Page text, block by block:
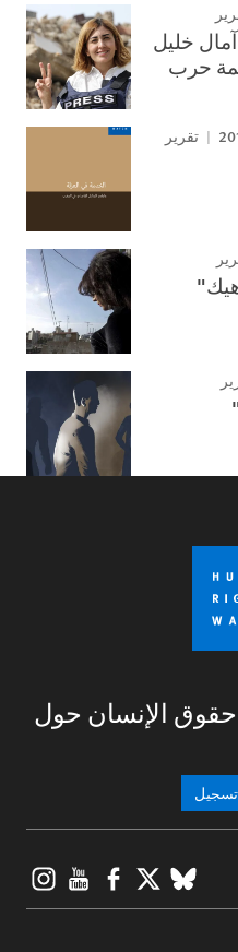
خليل
حرب
تقرير
هيك"
الإنسان حول
تسجيل
BlueSky
X